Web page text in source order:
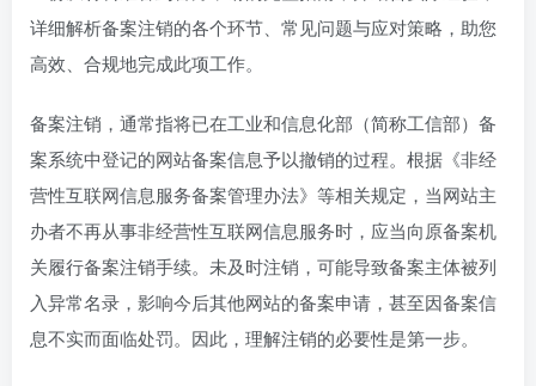
详细解析备案注销的各个环节、常见问题与应对策略，助您
高效、合规地完成此项工作。
备案注销，通常指将已在工业和信息化部（简称工信部）备
案系统中登记的网站备案信息予以撤销的过程。根据《非经
营性互联网信息服务备案管理办法》等相关规定，当网站主
办者不再从事非经营性互联网信息服务时，应当向原备案机
关履行备案注销手续。未及时注销，可能导致备案主体被列
入异常名录，影响今后其他网站的备案申请，甚至因备案信
息不实而面临处罚。因此，理解注销的必要性是第一步。